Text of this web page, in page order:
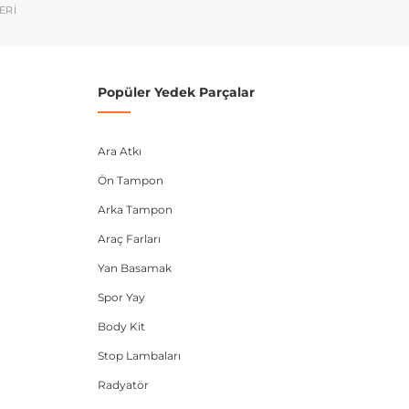
Popüler Yedek Parçalar
Ara Atkı
Ön Tampon
Arka Tampon
Araç Farları
Yan Basamak
Spor Yay
Body Kit
Stop Lambaları
Radyatör